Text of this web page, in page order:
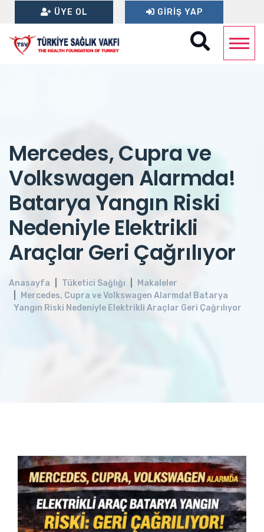
ÜYE OL GIRIŞ YAP
Mercedes, Cupra ve
Volkswagen Alarmda!
Batarya Yangın Riski
Nedeniyle Elektrikli
Araçlar Geri Çağrılıyor
Anasayfa Tüketici Sağlığı
Makaleler
Mercedes, Cupra ve Volkswagen Alarmda! Batarya
Yangın Riski Nedeniyle Elektrikli Araçlar Geri Çağrılıyor